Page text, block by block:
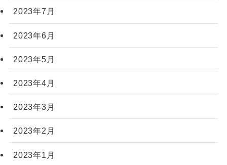
2023年7月
2023年6月
2023年5月
2023年4月
2023年3月
2023年2月
2023年1月